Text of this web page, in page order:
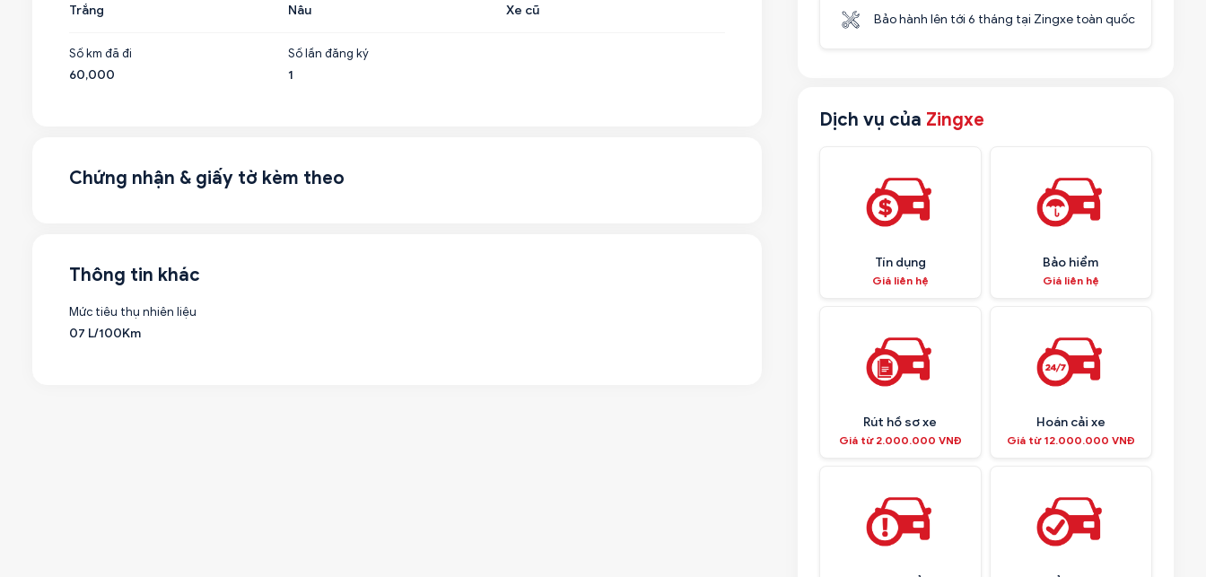
Bảo hành lên tới 6 tháng tại Zingxe toàn quốc
Dịch vụ của Zingxe
Tín dụng
Giá liên hệ
Bảo hiểm
Giá liên hệ
Rút hồ sơ xe
Giá từ 2.000.000 VNĐ
Hoán cải xe
Giá từ 12.000.000 VNĐ
Trắng
Nâu
Xe cũ
Số km đã đi
60,000
Số lần đăng ký
1
Chứng nhận & giấy tờ kèm theo
Thông tin khác
Mức tiêu thụ nhiên liệu
07 L/100Km